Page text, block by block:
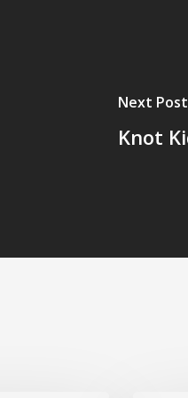
Next Post
Knot